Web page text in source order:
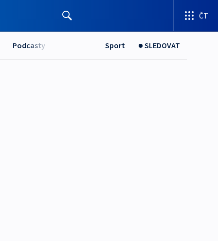
ČT
Podcasty Sport SLEDOVAT